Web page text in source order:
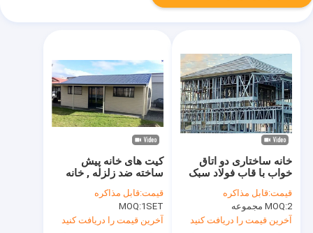
کیت های خانه پیش
ساخته ضد زلزله , خانه
Granny Flat
قیمت:قابل مذاکره
MOQ:1SET
آخرین قیمت را دریافت کنید
خانه ساختاری دو اتاق
خواب با قاب فولاد سبک
قیمت:قابل مذاکره
MOQ:2 مجموعه
آخرین قیمت را دریافت کنید